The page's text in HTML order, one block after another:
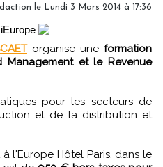
le Lundi 3 Mars 2014 à 17:36
organise une formation
Management et le Revenue
pour les secteurs de
et de la distribution et
l'Europe Hôtel Paris, dans le